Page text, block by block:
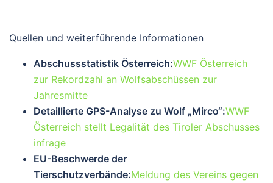
Quellen und weiterführende Informationen
Abschussstatistik Österreich:WWF Österreich
zur Rekordzahl an Wolfsabschüssen zur
Jahresmitte
Detaillierte GPS-Analyse zu Wolf „Mirco“:WWF
Österreich stellt Legalität des Tiroler Abschusses
infrage
EU-Beschwerde der
Tierschutzverbände:Meldung des Vereins gegen